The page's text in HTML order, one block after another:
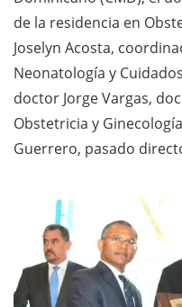
de la residencia en
Joselyn Acosta,
Neonatología y
doctor Jorge Vargas,
Obstetricia y
Guerrero, pasado